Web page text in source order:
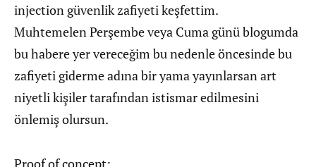
injection güvenlik zafiyeti keşfettim.
Muhtemelen Perşembe veya Cuma günü blogumda
bu habere yer vereceğim bu nedenle öncesinde bu
zafiyeti giderme adına bir yama yayınlarsan art
niyetli kişiler tarafından istismar edilmesini
önlemiş olursun.
Proof of concept: